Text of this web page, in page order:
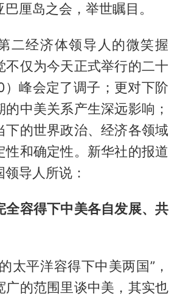
厘岛之会，举世瞩目。
二经济体领导人的微笑握
不仅为今天正式举行的二十
）峰会定了调子；更对下阶
中美关系产生深远影响；
下的世界政治、经济各领域
性和确定性。新华社的报道
导人所说：
全容得下中美各自发展、共
太平洋容得下中美两国”，
广的范围里谈中美，其实也